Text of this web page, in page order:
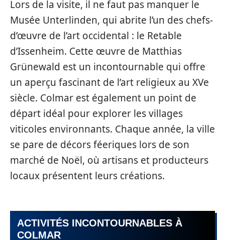
Lors de la visite, il ne faut pas manquer le
Musée Unterlinden, qui abrite l’un des chefs-
d’œuvre de l’art occidental : le Retable
d’Issenheim. Cette œuvre de Matthias
Grünewald est un incontournable qui offre
un aperçu fascinant de l’art religieux au XVe
siècle. Colmar est également un point de
départ idéal pour explorer les villages
viticoles environnants. Chaque année, la ville
se pare de décors féeriques lors de son
marché de Noël, où artisans et producteurs
locaux présentent leurs créations.
ACTIVITÉS INCONTOURNABLES À
COLMAR